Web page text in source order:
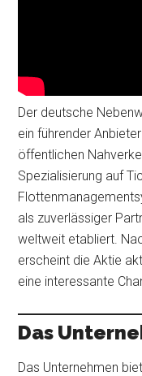
Der deutsche
ein führender
öffentlichen
Spezialisierung auf
als zuverlässiger
weltweit etabliert.
erscheint die Aktie
eine interessante
Das
Das Unternehmen